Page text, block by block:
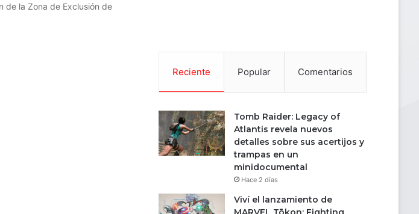
de la Zona de Exclusión de
Reciente Popular Comentarios
Tomb Raider: Legacy of
Atlantis revela nuevos
detalles sobre sus acertijos y
trampas en un
minidocumental
Hace 2 días
Viví el lanzamiento de